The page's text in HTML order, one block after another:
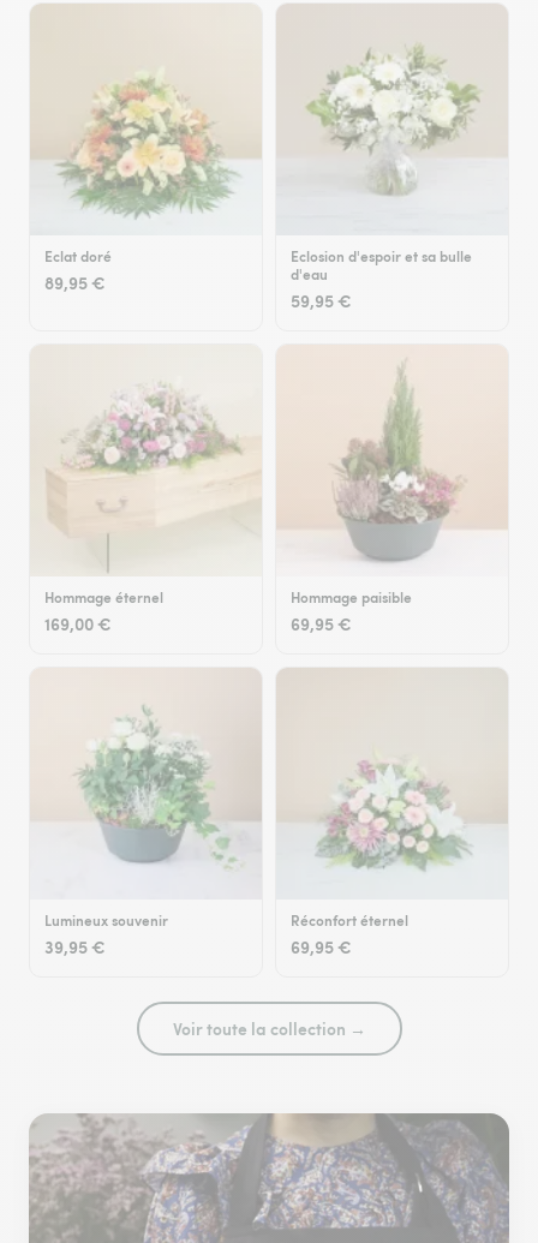
Eclat doré
89,95 €
Eclosion d'espoir et sa bulle
d'eau
59,95 €
Hommage éternel
169,00 €
Hommage paisible
69,95 €
Lumineux souvenir
39,95 €
Réconfort éternel
69,95 €
Voir toute la collection →